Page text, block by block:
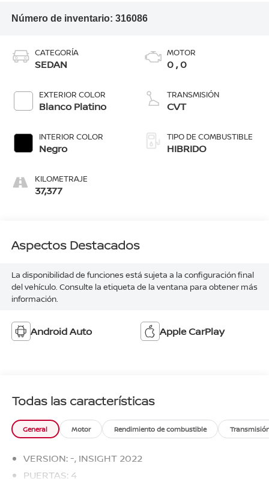
Número de inventario: 316086
CATEGORÍA
SEDAN
EXTERIOR COLOR
Blanco Platino
INTERIOR COLOR
Negro
KILOMETRAJE
37,377
MOTOR
0 , 0
TRANSMISIÓN
CVT
TIPO DE COMBUSTIBLE
HIBRIDO
Aspectos Destacados
La disponibilidad de funciones está sujeta a la configuración final
del vehículo. Consulte la etiqueta de la ventana para obtener más
información.
Android Auto Apple CarPlay
Todas las características
General Motor Rendimiento de combustible
VERSION: -, INSIGHT 2022
PUERTAS: 4